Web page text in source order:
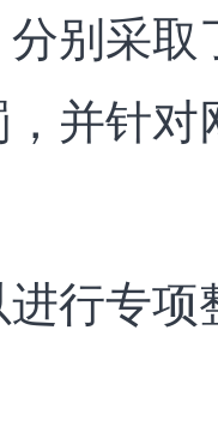
别采取
并针对
进行专